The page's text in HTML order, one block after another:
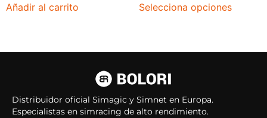
Añadir al carrito Selecciona opciones
Distribuidor oficial Simagic y Simnet en Europa.
Especialistas en simracing de alto rendimiento.